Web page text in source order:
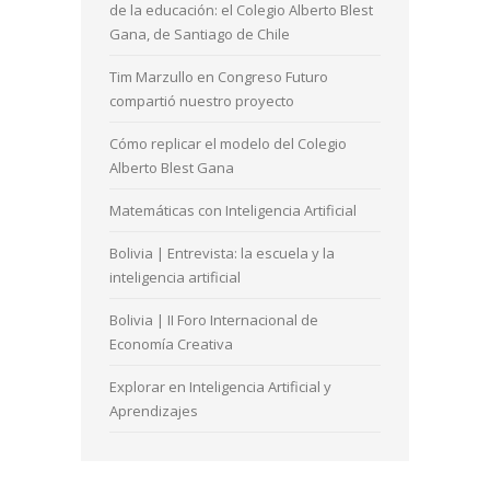
de la educación: el Colegio Alberto Blest
Gana, de Santiago de Chile
Tim Marzullo en Congreso Futuro
compartió nuestro proyecto
Cómo replicar el modelo del Colegio
Alberto Blest Gana
Matemáticas con Inteligencia Artificial
Bolivia | Entrevista: la escuela y la
inteligencia artificial
Bolivia | II Foro Internacional de
Economía Creativa
Explorar en Inteligencia Artificial y
Aprendizajes